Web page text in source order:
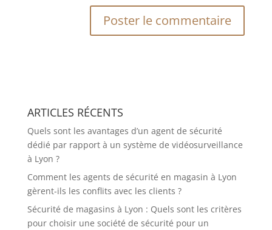
n
a
i
e
:
ARTICLES RÉCENTS
Quels sont les avantages d’un agent de sécurité
dédié par rapport à un système de vidéosurveillance
à Lyon ?
Comment les agents de sécurité en magasin à Lyon
gèrent-ils les conflits avec les clients ?
Sécurité de magasins à Lyon : Quels sont les critères
pour choisir une société de sécurité pour un